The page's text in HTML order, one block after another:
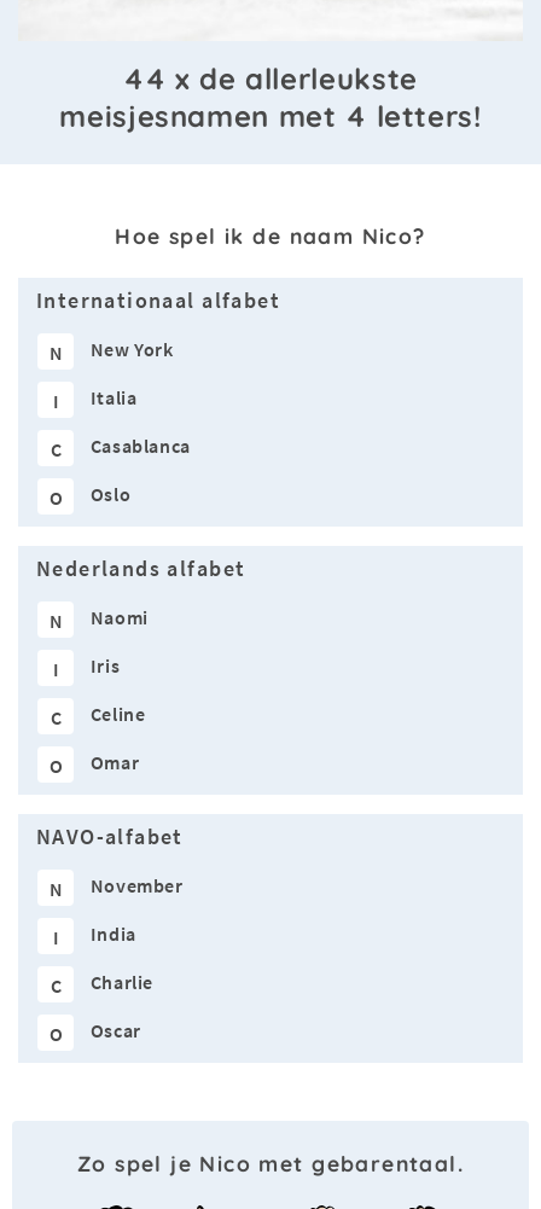
44 x de allerleukste
meisjesnamen met 4 letters!
Hoe spel ik de naam Nico?
Internationaal alfabet
N New York
I Italia
C Casablanca
O Oslo
Nederlands alfabet
N Naomi
I Iris
C Celine
O Omar
NAVO-alfabet
N November
I India
C Charlie
O Oscar
Zo spel je Nico met gebarentaal.